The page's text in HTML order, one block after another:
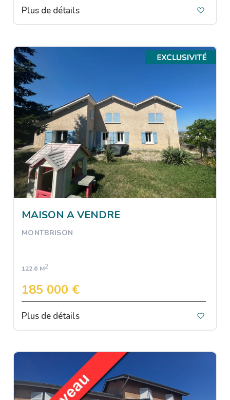
Plus de détails
MAISON A VENDRE
MONTBRISON
122.6 M2
185 000 €
Plus de détails